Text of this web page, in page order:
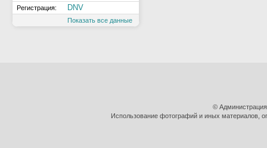
Регистрация: DNV
Показать все данные
©
Использование фотографий и иных материалов,